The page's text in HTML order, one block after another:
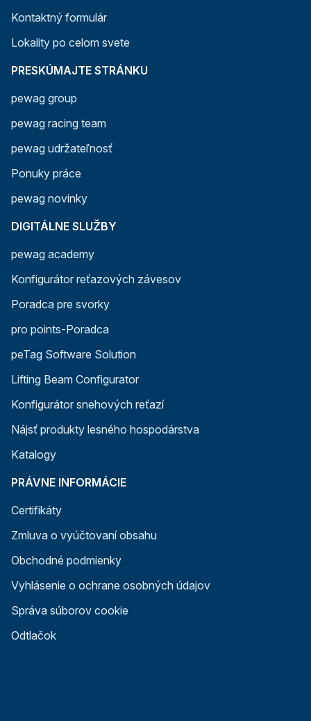
Kontaktný formulár
Lokality po celom svete
PRESKÚMAJTE STRÁNKU
pewag group
pewag racing team
pewag udržateľnosť
Ponuky práce
pewag novinky
DIGITÁLNE SLUŽBY
pewag academy
Konfigurátor reťazových závesov
Poradca pre svorky
pro points-Poradca
peTag Software Solution
Lifting Beam Configurator
Konfigurátor snehových reťazí
Nájsť produkty lesného hospodárstva
Katalogy
PRÁVNE INFORMÁCIE
Certifikáty
Zmluva o vyúčtovaní obsahu
Obchodné podmienky
Vyhlásenie o ochrane osobných údajov
Správa súborov cookie
Odtlačok